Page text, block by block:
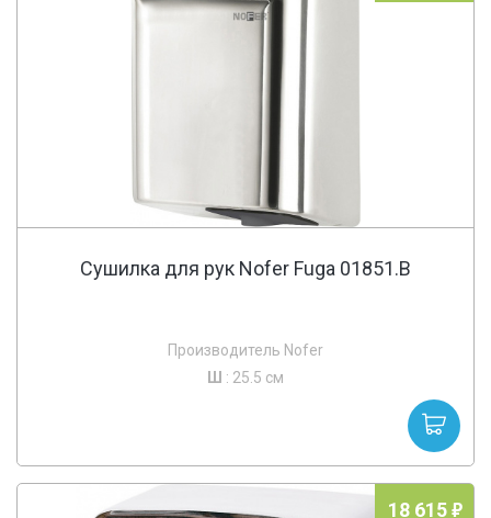
Сушилка для рук Nofer Fuga 01851.B
Производитель Nofer
Ш : 25.5 см
18 615